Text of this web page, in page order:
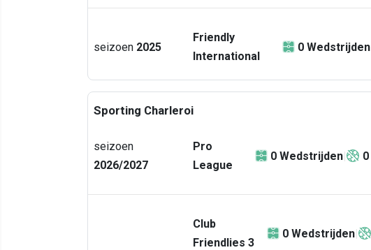
seizoen 2025
Friendly
International
0 Wedstrijden
Sporting Charleroi
seizoen
2026/2027
Pro
League
0 Wedstrijden 0
Club
Friendlies 3
0 Wedstrijden